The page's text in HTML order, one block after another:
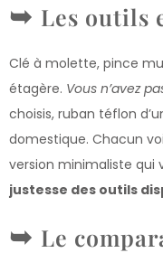
Les outils
Clé à molette, pince
étagère. Vous n’avez
choisis, ruban téflon
domestique. Chacun
version minimaliste qui
justesse des outils
Le